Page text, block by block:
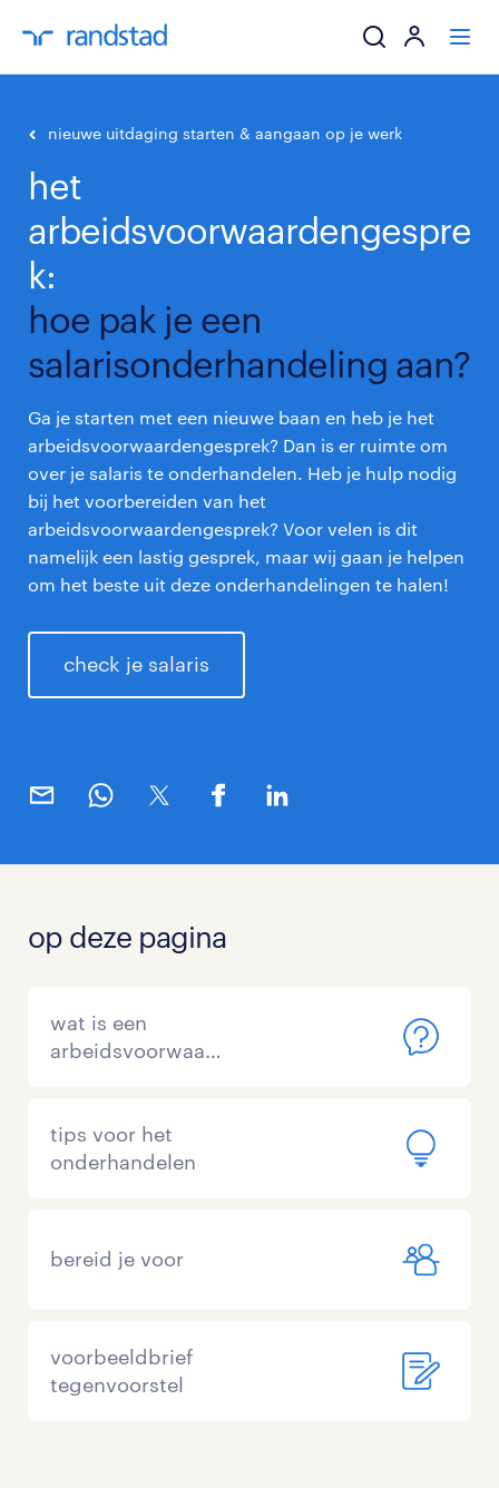
ik zoek een
mijn carrière
nieuwe uitdaging starten & aangaan op je werk
het
arbeidsvoorwaardengespre
k:
hoe pak je een
salarisonderhandeling aan?
Ga je starten met een nieuwe baan en heb je het
arbeidsvoorwaardengesprek? Dan is er ruimte om
over je salaris te onderhandelen. Heb je hulp nodig
bij het voorbereiden van het
arbeidsvoorwaardengesprek? Voor velen is dit
namelijk een lastig gesprek, maar wij gaan je helpen
om het beste uit deze onderhandelingen te halen!
check je salaris
op deze pagina
wat is een
arbeidsvoorwaardengesprek
tips voor het
onderhandelen
bereid je voor
voorbeeldbrief
tegenvoorstel